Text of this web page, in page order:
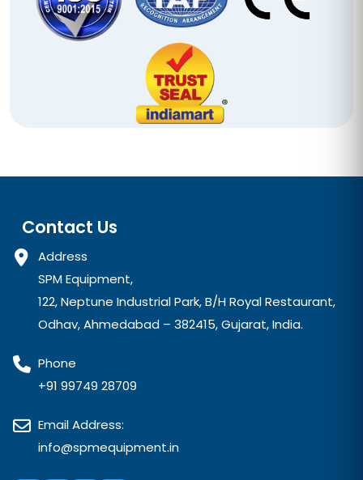
Contact Us
Address
SPM Equipment,
122, Neptune Industrial Park, B/H Royal Restaurant,
Odhav, Ahmedabad – 382415, Gujarat, India.
Phone
+91 99749 28709
Email Address:
info@spmequipment.in